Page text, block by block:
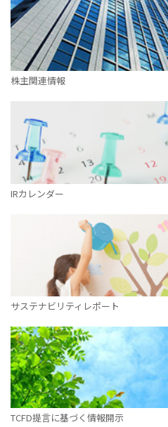
株主関連情報
IRカレンダー
サステナビリティレポート
TCFD提言に基づく情報開示